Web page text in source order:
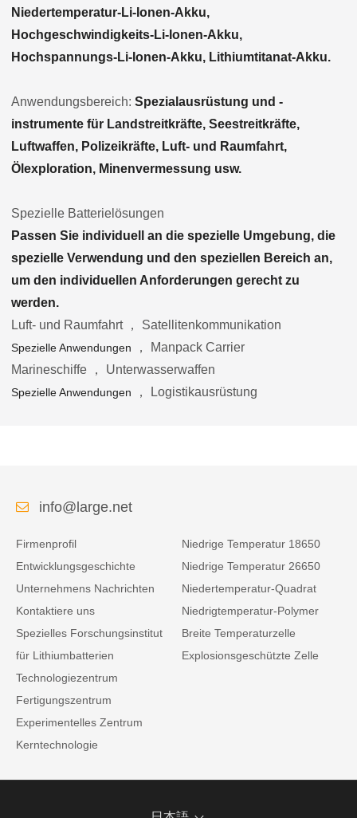
Niedertemperatur-Li-Ionen-Akku,
Hochgeschwindigkeits-Li-Ionen-Akku,
Hochspannungs-Li-Ionen-Akku, Lithiumtitanat-Akku.
Anwendungsbereich: Spezialausrüstung und -
instrumente für Landstreitkräfte, Seestreitkräfte,
Luftwaffen, Polizeikräfte, Luft- und Raumfahrt,
Ölexploration, Minenvermessung usw.
Spezielle Batterielösungen
Passen Sie individuell an die spezielle Umgebung, die
spezielle Verwendung und den speziellen Bereich an,
um den individuellen Anforderungen gerecht zu
werden.
Luft- und Raumfahrt ， Satellitenkommunikation
Spezielle Anwendungen ， Manpack Carrier
Marineschiffe ， Unterwasserwaffen
Spezielle Anwendungen ， Logistikausrüstung
info@large.net
Firmenprofil
Entwicklungsgeschichte
Unternehmens Nachrichten
Kontaktiere uns
Spezielles Forschungsinstitut
für Lithiumbatterien
Technologiezentrum
Fertigungszentrum
Experimentelles Zentrum
Kerntechnologie
Niedrige Temperatur 18650
Niedrige Temperatur 26650
Niedertemperatur-Quadrat
Niedrigtemperatur-Polymer
Breite Temperaturzelle
Explosionsgeschützte Zelle